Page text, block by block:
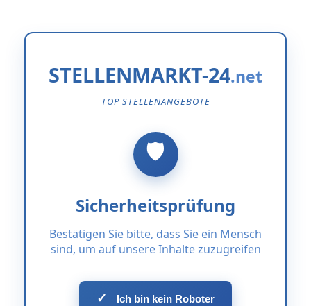
STELLENMARKT-24
TOP STELLENANGEBOTE
Sicherheitsprüfung
Bestätigen Sie bitte, dass Sie ein Mensch
sind, um auf unsere Inhalte zuzugreifen
✓ Ich bin kein Roboter